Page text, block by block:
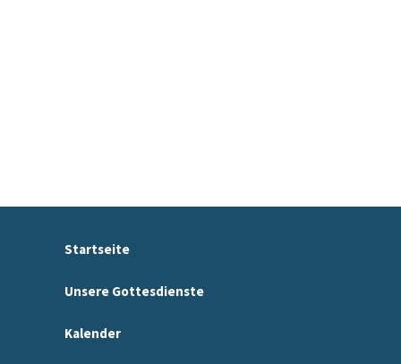
Startseite
Unsere Gottesdienste
Kalender